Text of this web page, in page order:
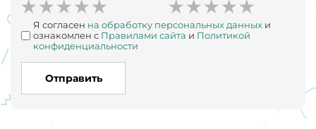
Я согласен на обработку персональных данных и
ознакомлен с Правилами сайта и Политикой
конфиденциальности
Отправить